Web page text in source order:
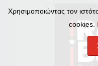
Χρησιμοποιώντας τον
cookies.